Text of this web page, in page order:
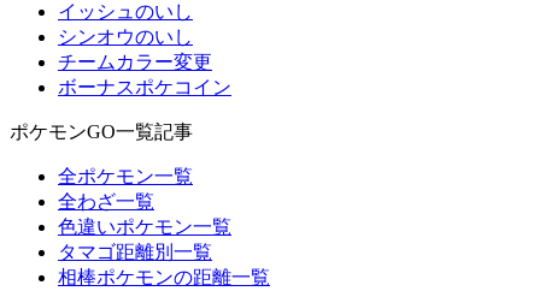
イッシュのいし
シンオウのいし
チームカラー変更
ボーナスポケコイン
ポケモンGO一覧記事
全ポケモン一覧
全わざ一覧
色違いポケモン一覧
タマゴ距離別一覧
相棒ポケモンの距離一覧